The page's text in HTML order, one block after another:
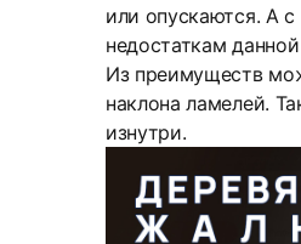
или опускаются. А
недостаткам
Из преимуществ
наклона ламелей.
изнутри.